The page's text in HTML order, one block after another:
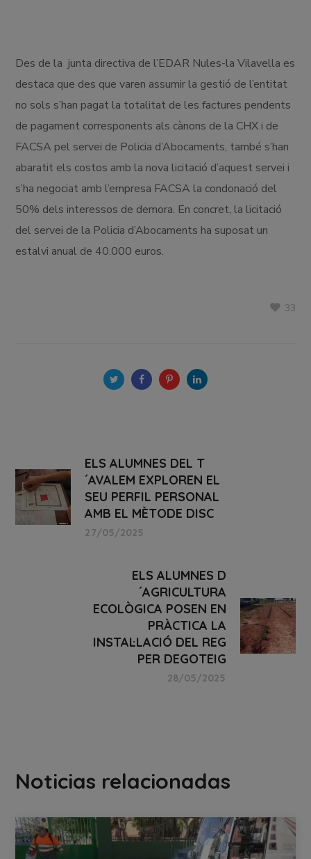
Des de la junta directiva de l’EDAR Nules-la Vilavella es
destaca que des que varen assumir la gestió de l’entitat
no sols s’han pagat la totalitat de les factures pendents
de pagament corresponents als cànons de la CHX i de
FACSA pel servei de Policia d’Abocaments, també s’han
abaratit els costos amb la nova licitació d’aquest servei i
s’ha negociat amb l’empresa FACSA la condonació del
50% dels interessos de demora. En concret, la licitació
del servei de la Policia d’Abocaments ha suposat un
estalvi anual de 40.000 euros.
33
ELS ALUMNES DEL T
´AVALEM EXPLOREN EL
SEU PERFIL PERSONAL
AMB EL MÈTODE DISC
27/05/2025
ELS ALUMNES D
´AGRICULTURA
ECOLÒGICA POSEN EN
PRÀCTICA LA
INSTAL·LACIÓ DEL REG
PER DEGOTEIG
28/05/2025
Noticias relacionadas